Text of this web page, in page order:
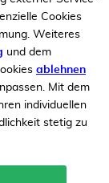
Cookies
Weiteres
und dem
ablehnen
Mit dem
individuellen
stetig zu